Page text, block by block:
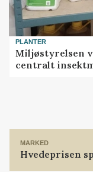
PLANTER
Miljøstyrelsen
centralt
MARKED
Hvedeprisen